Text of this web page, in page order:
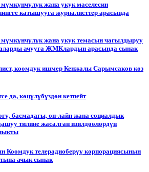
мүмкүнчүлүк жана укук маселесин
катышууга журналисттер арасында
мүмкүнчүлүк жана укук темасын чагылдыруу
ачууга ЖМКлардын арасында сынак
коомдук ишмер Кенжалы Сарымсаков көз
да, көңүлүбүздөн кетпейт
басмадагы, он-лайн жана социалдык
тилине жасалган изилдөөлөрдүн
Коомдук телерадиоберүү корпорациясынын
ачык сынак